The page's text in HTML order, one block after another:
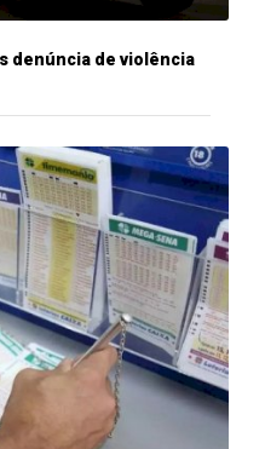
denúncia de violência